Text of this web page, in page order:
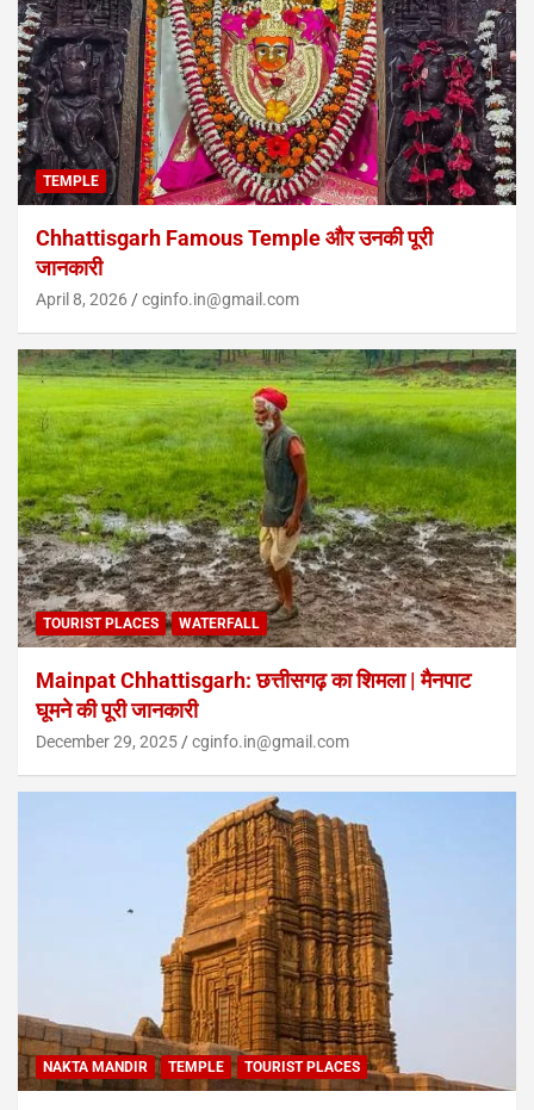
TEMPLE
Chhattisgarh Famous Temple और उनकी पूरी
जानकारी
April 8, 2026 cginfo.in@gmail.com
TOURIST PLACES WATERFALL
Mainpat Chhattisgarh: छत्तीसगढ़ का शिमला | मैनपाट
घूमने की पूरी जानकारी
December 29, 2025 cginfo.in@gmail.com
NAKTA MANDIR TEMPLE TOURIST PLACES